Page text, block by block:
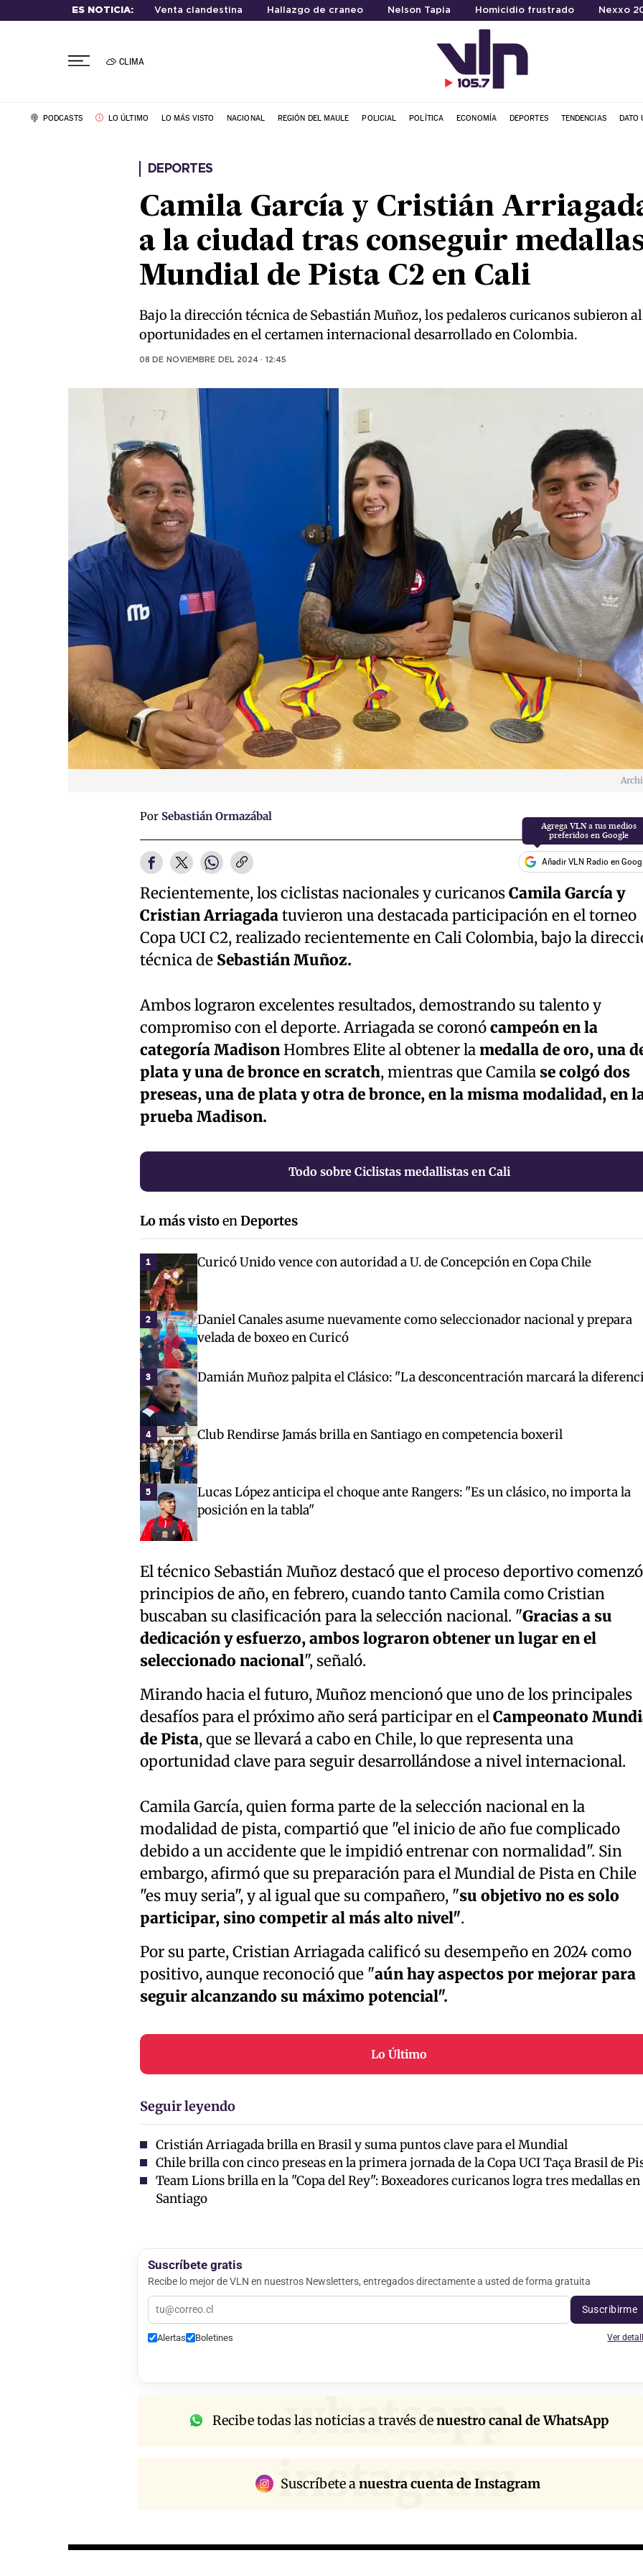
ES NOTICIA: Venta clandestina Hallazgo de craneo Nelson Tapia Homicidio frustrado Nexxo
CLIMA
PODCASTS LO ÚLTIMO LO MÁS VISTO NACIONAL REGIÓN DEL MAULE POLICIAL POLÍTICA ECONOMÍA DEPORTES TENDENCIAS DATO
DEPORTES
Camila García y Cristián
a la ciudad tras conseguir
Mundial de Pista C2 en Cali
Bajo la dirección técnica de Sebastián Muñoz, los pedaleros curicanos subieron
oportunidades en el certamen internacional desarrollado en Colombia.
08 DE NOVIEMBRE DEL 2024 · 12:45
Por Sebastián Ormazábal
Añadir VLN Radio en
Recientemente, los ciclistas nacionales y curicanosCamila García y
Cristian Arriagadatuvieron una destacada participación en el torneo
Copa UCI C2, realizado recientemente en Cali Colombia, bajo la
técnica de Sebastián Muñoz.
Ambos lograron excelentes resultados, demostrando su talento y
compromiso con el deporte. Arriagada se coronócampeón en la
categoría MadisonHombres Elite al obtener lamedalla de oro, una
plata y una de bronce en scratch, mientras que Camila se colgó dos
preseas, una de plata y otra de bronce, en la misma modalidad, en
prueba Madison.
Todo sobre Ciclistas medallistas en Cali
Lo más vistoenDeportes
1 Curicó Unido vence con autoridad a U. de Concepción en Copa Chile
2
Daniel Canales asume nuevamente como seleccionador nacional y prepara
velada de boxeo en Curicó
3 Damián Muñoz palpita el Clásico: "La desconcentración marcará la
4 Club Rendirse Jamás brilla en Santiago en competencia boxeril
5
Lucas López anticipa el choque ante Rangers: "Es un clásico, no importa la
posición en la tabla"
El técnico Sebastián Muñoz destacó que el proceso deportivo
principios de año, en febrero, cuando tanto Camila como Cristian
buscaban su clasificación para la selección nacional. "Gracias a su
dedicación y esfuerzo, ambos lograron obtener un lugar en el
seleccionado nacional", señaló.
Mirando hacia el futuro, Muñoz mencionó que uno de los principales
desafíos para el próximo año será participar en elCampeonato
de Pista, que se llevará a cabo en Chile, lo que representa una
oportunidad clave para seguir desarrollándose a nivel internacional.
Camila García, quien forma parte de la selección nacional en la
modalidad de pista, compartió que "el inicio de año fue complicado
debido a un accidente que le impidió entrenar con normalidad". Sin
embargo, afirmó que su preparación para el Mundial de Pista en Chile
"es muy seria", y al igual que su compañero, "su objetivo no es solo
participar, sino competir al más alto nivel".
Por su parte, Cristian Arriagada calificó su desempeño en 2024 como
positivo, aunque reconoció que "aún hay aspectos por mejorar para
seguir alcanzando su máximo potencial".
Lo Último
Seguir leyendo
Cristián Arriagada brilla en Brasil y suma puntos clave para el Mundial
Chile brilla con cinco preseas en la primera jornada de la Copa UCI Taça Brasil de
Team Lions brilla en la "Copa del Rey": Boxeadores curicanos logra tres medallas en
Santiago
Suscríbete gratis
Recibe lo mejor de VLN en nuestros Newsletters, entregados directamente a usted de forma gratuita
Suscribirme
Alertas Boletines Ver
whatsapp
Recibe todas las noticias a través denuestro canal de WhatsApp
instagram
Suscríbete anuestra cuenta de Instagram